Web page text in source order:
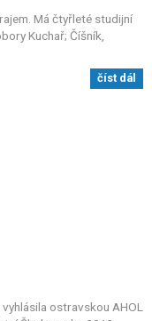
Má čtyřleté studijní
Kuchař; Číšník,
číst dál
ostravskou AHOL